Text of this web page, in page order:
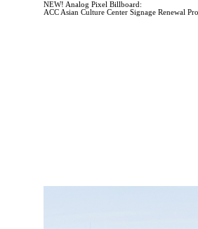
NEW! Analog Pixel Billboard:
ACC Asian Culture Center Signage Renewal